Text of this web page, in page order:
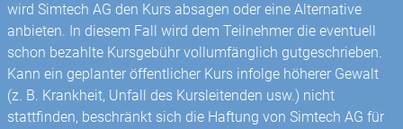
wird Simtech AG den Kurs absagen oder eine Alternative
anbieten. In diesem Fall wird dem Teilnehmer die eventuell
schon bezahlte Kursgebühr vollumfänglich gut­geschrieben.
Kann ein geplanter öffentlicher Kurs infolge höherer Gewalt
(z. B. Krankheit, Unfall des Kursleitenden usw.) nicht
stattfinden, beschränkt sich die Haftung von Simtech AG für